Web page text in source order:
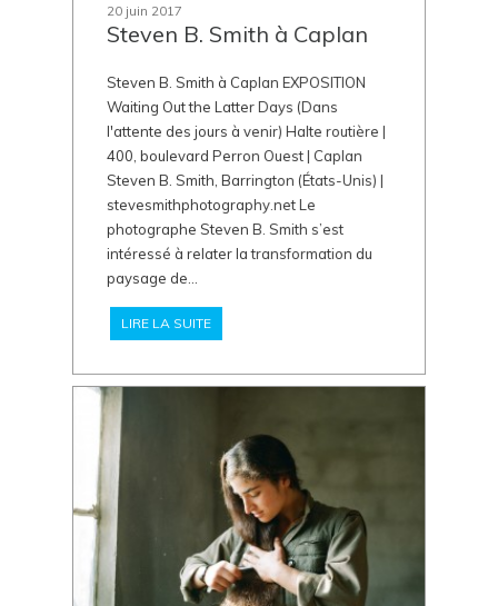
20 juin 2017
Steven B. Smith à Caplan
Steven B. Smith à Caplan EXPOSITION
Waiting Out the Latter Days (Dans
l'attente des jours à venir) Halte routière |
400, boulevard Perron Ouest | Caplan
Steven B. Smith, Barrington (États-Unis) |
stevesmithphotography.net Le
photographe Steven B. Smith s’est
intéressé à relater la transformation du
paysage de...
LIRE LA SUITE